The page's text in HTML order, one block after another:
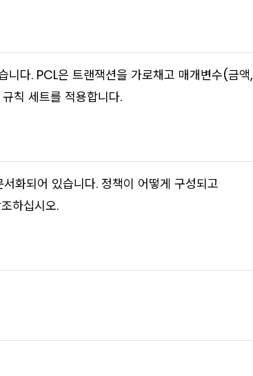
니다. PCL은 트랜잭션을 가로채고 매개변수(금액,
칙 세트를 적용합니다.
화되어 있습니다. 정책이 어떻게 구성되고
하십시오.